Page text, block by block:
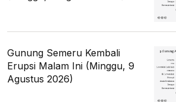
Gunung Semeru Kembali
Erupsi Malam Ini (Minggu, 9
Agustus 2026)